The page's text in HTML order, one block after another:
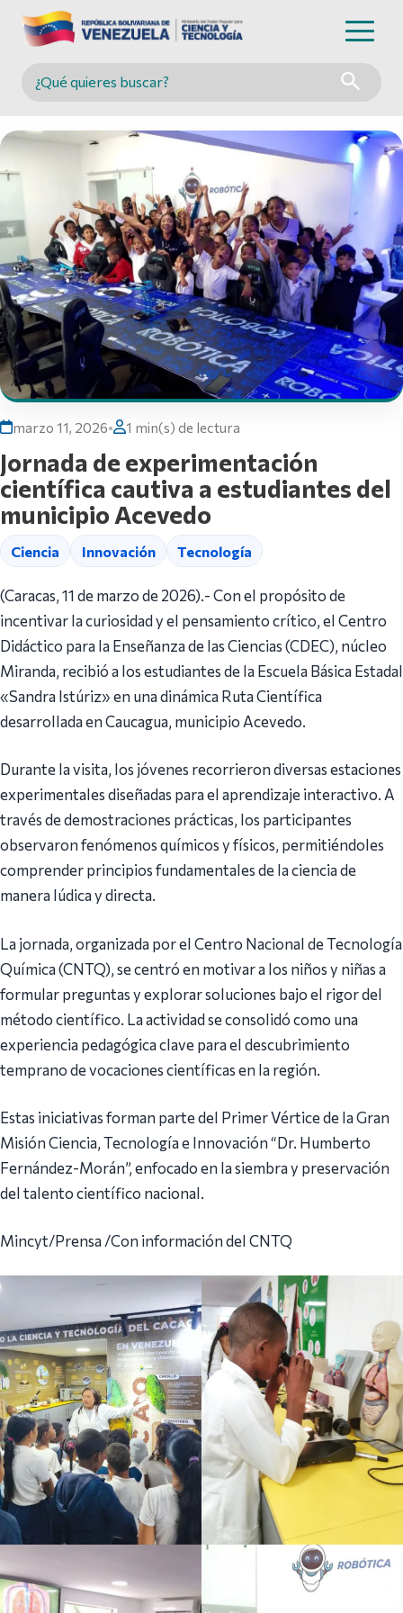
Buscar en MINCYT
marzo 11, 2026• 1 min(s) de lectura
Jornada de experimentación
científica cautiva a estudiantes del
municipio Acevedo
Ciencia Innovación Tecnología
(Caracas, 11 de marzo de 2026).- Con el propósito de
incentivar la curiosidad y el pensamiento crítico, el Centro
Didáctico para la Enseñanza de las Ciencias (CDEC), núcleo
Miranda, recibió a los estudiantes de la Escuela Básica Estadal
«Sandra Istúriz» en una dinámica Ruta Científica
desarrollada en Caucagua, municipio Acevedo.
Durante la visita, los jóvenes recorrieron diversas estaciones
experimentales diseñadas para el aprendizaje interactivo. A
través de demostraciones prácticas, los participantes
observaron fenómenos químicos y físicos, permitiéndoles
comprender principios fundamentales de la ciencia de
manera lúdica y directa.
La jornada, organizada por el Centro Nacional de Tecnología
Química (CNTQ), se centró en motivar a los niños y niñas a
formular preguntas y explorar soluciones bajo el rigor del
método científico. La actividad se consolidó como una
experiencia pedagógica clave para el descubrimiento
temprano de vocaciones científicas en la región.
Estas iniciativas forman parte del Primer Vértice de la Gran
Misión Ciencia, Tecnología e Innovación “Dr. Humberto
Fernández-Morán”, enfocado en la siembra y preservación
del talento científico nacional.
Mincyt/Prensa /Con información del CNTQ